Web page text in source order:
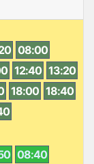
08:00
12:40 13:20
18:00 18:40
08:40